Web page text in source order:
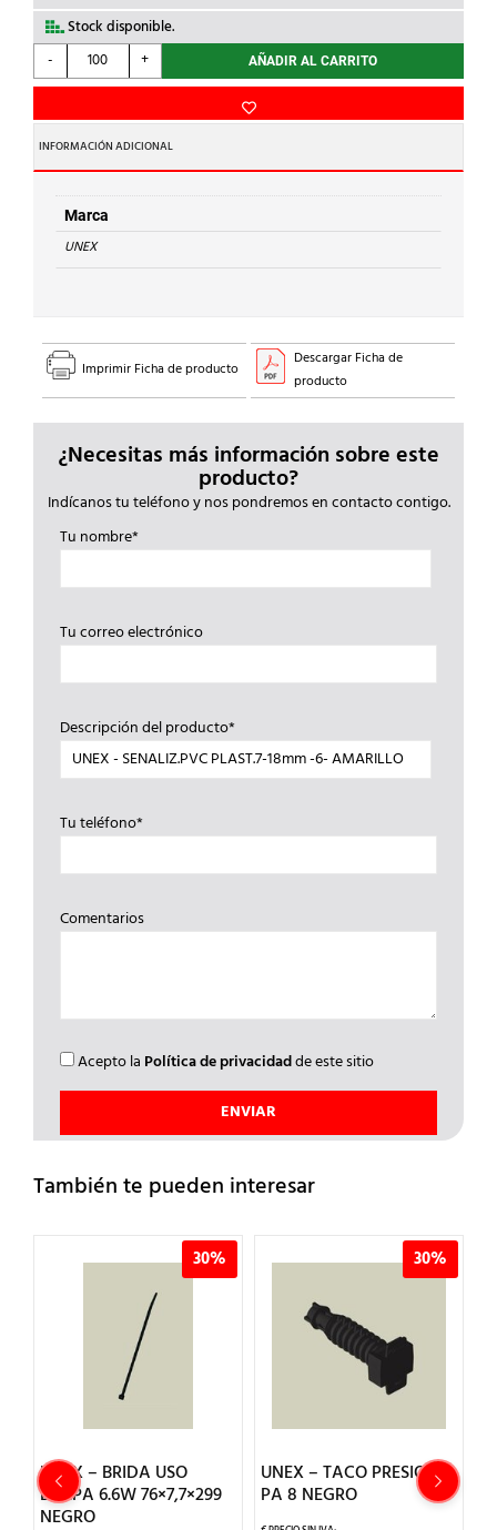
Stock disponible.
-
UNEX
-
PLAST.7-
18mm
-6-
AMARILLO
cantidad
+ AÑADIR AL CARRITO
INFORMACIÓN ADICIONAL
Marca
UNEX
Imprimir Ficha de producto
Descargar Ficha de
producto
¿Necesitas más información sobre este
producto?
Indícanos tu teléfono y nos pondremos en contacto contigo.
Tu nombre*
Tu correo electrónico
Descripción del producto*
Tu teléfono*
Comentarios
Acepto la Política de privacidadde este sitio
También te pueden interesar
30%
UNEX – BRIDA USO
EXT.PA 6.6W 76×7,7×299
NEGRO
30%
UNEX – TACO PRESION
PA 8 NEGRO